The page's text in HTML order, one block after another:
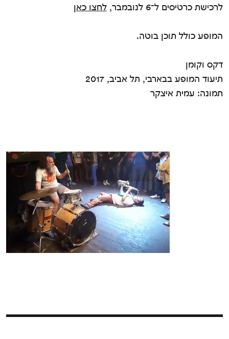
לרכישת כרטיסים ל־6 לנובמבר,
לחצו כאן
המופע כולל תוכן בוטה.
דקס וקומן
תיעוד המופע בבארבי, תל אביב, 2017
תמונה: עמית איצקר